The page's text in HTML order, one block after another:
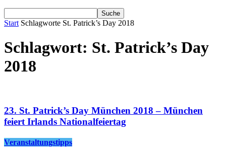
Start Schlagworte St. Patrick’s Day 2018
Schlagwort: St. Patrick’s Day
2018
23. St. Patrick’s Day München 2018 – München
feiert Irlands Nationalfeiertag
Veranstaltungstipps